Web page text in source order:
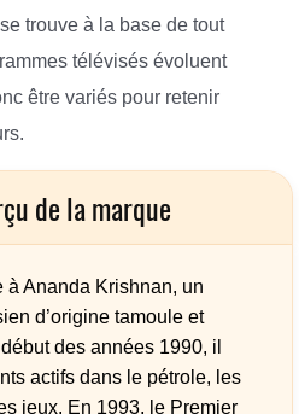
trouve à la base de tout
télévisés évoluent
être variés pour retenir
de la marque
à Ananda Krishnan, un
d’origine tamoule et
des années 1990, il
actifs dans le pétrole, les
jeux. En 1993, le Premier